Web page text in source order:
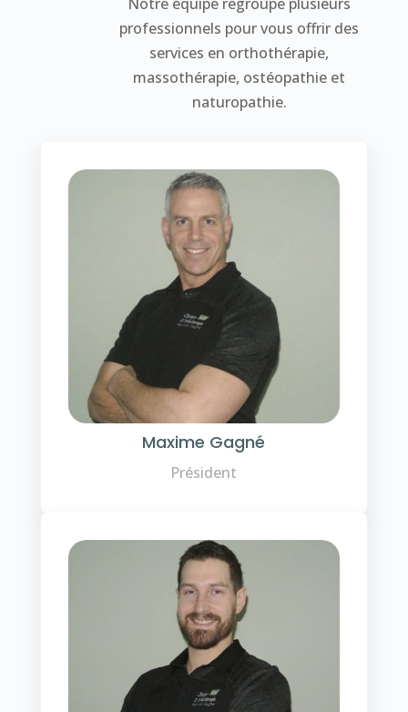
professionnels pour vous offrir des
services en orthothérapie,
massothérapie, ostéopathie et
naturopathie.
Maxime Gagné
Président